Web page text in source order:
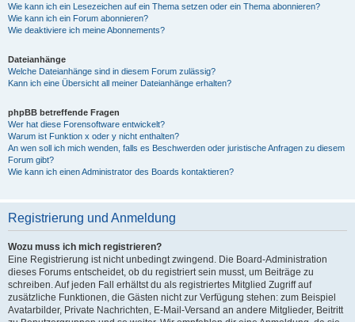
Wie kann ich ein Lesezeichen auf ein Thema setzen oder ein Thema abonnieren?
Wie kann ich ein Forum abonnieren?
Wie deaktiviere ich meine Abonnements?
Dateianhänge
Welche Dateianhänge sind in diesem Forum zulässig?
Kann ich eine Übersicht all meiner Dateianhänge erhalten?
phpBB betreffende Fragen
Wer hat diese Forensoftware entwickelt?
Warum ist Funktion x oder y nicht enthalten?
An wen soll ich mich wenden, falls es Beschwerden oder juristische Anfragen zu diesem
Forum gibt?
Wie kann ich einen Administrator des Boards kontaktieren?
Registrierung und Anmeldung
Wozu muss ich mich registrieren?
Eine Registrierung ist nicht unbedingt zwingend. Die Board-Administration
dieses Forums entscheidet, ob du registriert sein musst, um Beiträge zu
schreiben. Auf jeden Fall erhältst du als registriertes Mitglied Zugriff auf
zusätzliche Funktionen, die Gästen nicht zur Verfügung stehen: zum Beispiel
Avatarbilder, Private Nachrichten, E-Mail-Versand an andere Mitglieder, Beitritt